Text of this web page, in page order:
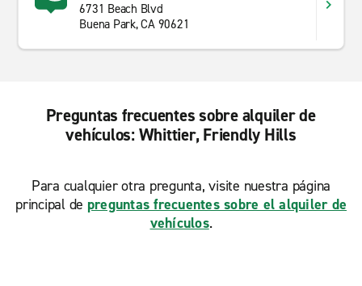
6731 Beach Blvd
Buena Park, CA 90621
Preguntas frecuentes sobre alquiler de
vehículos: Whittier, Friendly Hills
Para cualquier otra pregunta, visite nuestra página
principal de preguntas frecuentes sobre el alquiler de
vehículos.